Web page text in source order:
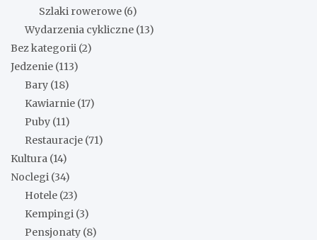
Szlaki rowerowe (6)
Wydarzenia cykliczne (13)
Bez kategorii (2)
Jedzenie (113)
Bary (18)
Kawiarnie (17)
Puby (11)
Restauracje (71)
Kultura (14)
Noclegi (34)
Hotele (23)
Kempingi (3)
Pensjonaty (8)